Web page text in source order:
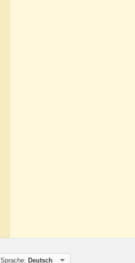
Sprache: Deutsch